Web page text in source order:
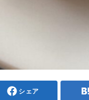
シェア